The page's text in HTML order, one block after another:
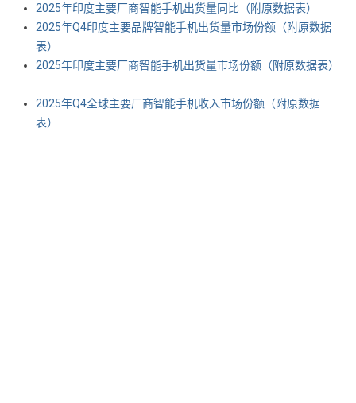
2025年印度主要厂商智能手机出货量同比（附原数据表） ​​​
2025年Q4印度主要品牌智能手机出货量市场份额（附原数据
表） ​​​
2025年印度主要厂商智能手机出货量市场份额（附原数据表）
2025年Q4全球主要厂商智能手机收入市场份额（附原数据
表） ​​​